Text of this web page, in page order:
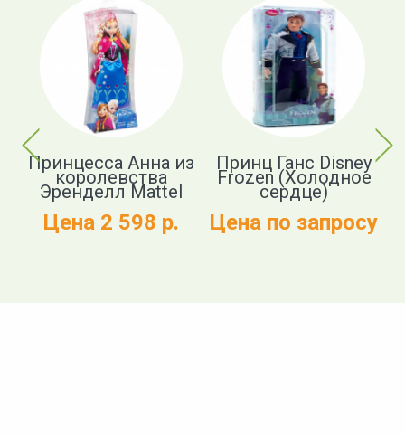
Previous
Принцесса Анна из
королевства
Эренделл Mattel
Цена 2 598 р.
Принц Ганс Disney
Frozen (Холодное
сердце)
Цена по запросу
Next